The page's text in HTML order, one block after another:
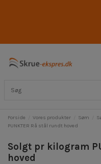
Forside Vores produkter Søm
PUNKTER Rå stål rundt hoved
Solgt pr kilogram
hoved